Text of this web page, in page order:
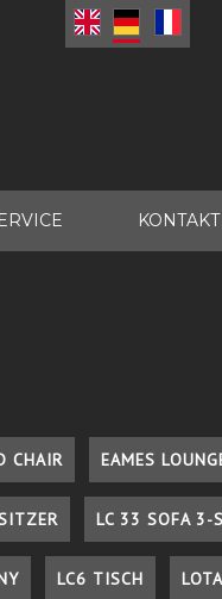
KONTAKT
CHAIR EAMES
LC 33 SOFA 3-
LC6 TISCH